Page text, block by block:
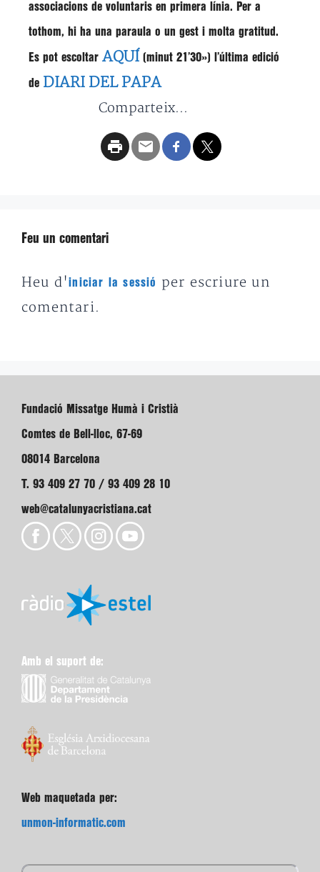
associacions de voluntaris en primera línia. Per a
tothom, hi ha una paraula o un gest i molta gratitud.
Es pot escoltar AQUÍ (minut 21’30») l’última edició
de DIARI DEL PAPA
Comparteix...
Feu un comentari
Heu d'iniciar la sessió
per escriure un
comentari.
Fundació Missatge Humà i Cristià
Comtes de Bell-lloc, 67-69
08014 Barcelona
T. 93 409 27 70 / 93 409 28 10
web@catalunyacristiana.cat
Amb el suport de:
Web maquetada per:
unmon-informatic.com